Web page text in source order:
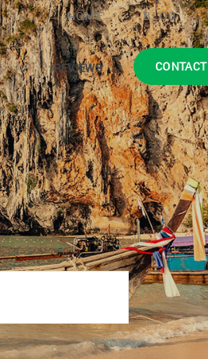
HOME BLOG
REVIEWS CONTACT